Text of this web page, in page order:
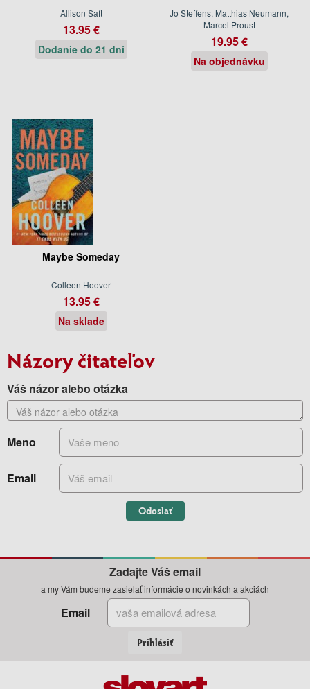
Allison Saft
13.95 €
Dodanie do 21 dní
Jo Steffens, Matthias Neumann,
Marcel Proust
19.95 €
Na objednávku
Maybe Someday
Colleen Hoover
13.95 €
Na sklade
Názory čitateľov
Váš názor alebo otázka
Meno
Email
Odoslať
Zadajte Váš email
a my Vám budeme zasielať informácie o novinkách a akciách
Email
Prihlásiť